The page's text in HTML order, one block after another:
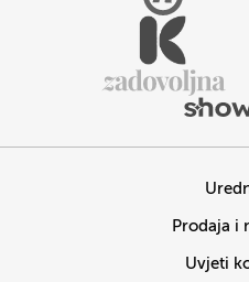
Prodaja i
Uvjeti